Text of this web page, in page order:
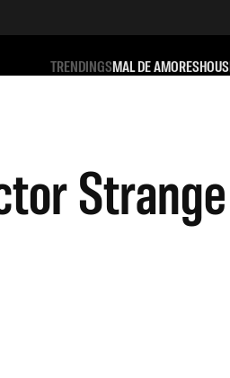
TRENDINGSMAL DE AMORES